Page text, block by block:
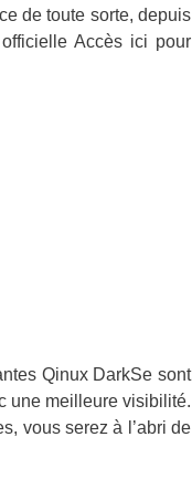
de toute sorte, depuis
Accès ici pour
Qinux DarkSe sont
une meilleure visibilité.
vous serez à l’abri de